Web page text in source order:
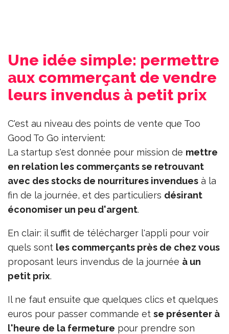
Une idée simple: permettre
aux commerçant de vendre
leurs invendus à petit prix
C'est au niveau des points de vente que Too
Good To Go intervient:
La startup s'est donnée pour mission de mettre
en relation les commerçants se retrouvant
avec des stocks de nourritures invendues à la
fin de la journée, et des particuliers désirant
économiser un peu d'argent.
En clair: il suffit de télécharger l'appli pour voir
quels sont les commerçants près de chez vous
proposant leurs invendus de la journée à un
petit prix.
Il ne faut ensuite que quelques clics et quelques
euros pour passer commande et se présenter à
l'heure de la fermeture pour prendre son